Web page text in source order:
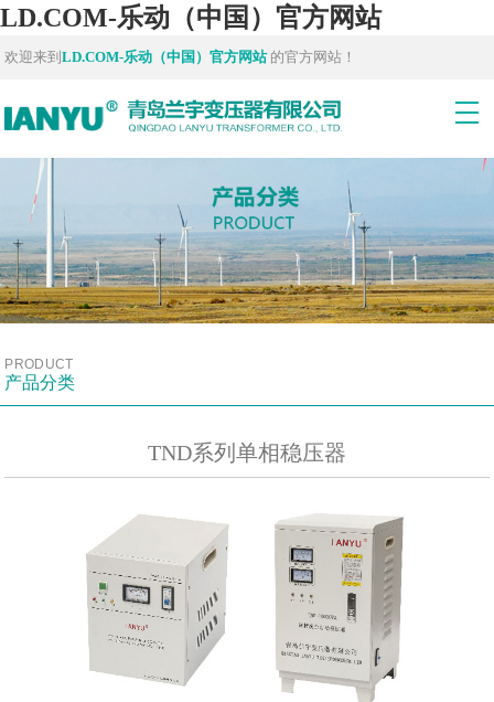
LD.COM-乐动（中国）官方网站
欢迎来到LD.COM-乐动（中国）官方网站 的官方网站！
PRODUCT
产品分类
TND系列单相稳压器